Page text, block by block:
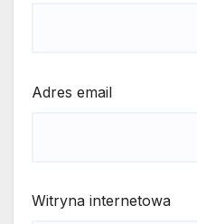
Adres email
Witryna internetowa